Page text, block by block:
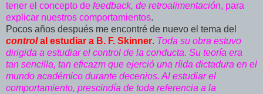
tener el concepto de feedback, de retroalimentación, para
explicar nuestros comportamientos.
Pocos años después me encontré de nuevo el tema del
controlal estudiar a B. F. Skinner. Toda su obra estuvo
dirigida a estudiar el control de la conducta. Su teoría era
tan sencilla, tan eficazm que ejerció una ríida dictadura en el
mundo académico durante decenios. Al estudiar el
comportamiento, prescindía de toda referencia a la